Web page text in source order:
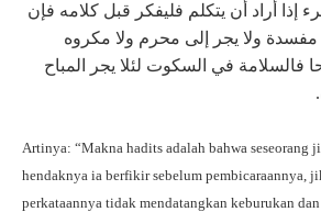
إذا أراد أن يتكلم فليفكر قبل كلامه فإن
مفسدة ولا يجر إلى محرم ولا مكروه
فالسلامة في السكوت لئلا يجر المباح
Artinya: “Makna hadits adalah bahwa seseorang
hendaknya ia berfikir sebelum pembicaraannya,
perkataannya tidak mendatangkan keburukan